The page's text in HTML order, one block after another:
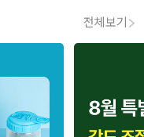
전체보기